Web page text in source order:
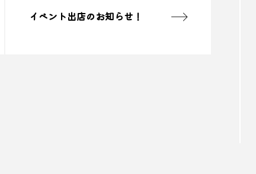
イベント出店のお知らせ！